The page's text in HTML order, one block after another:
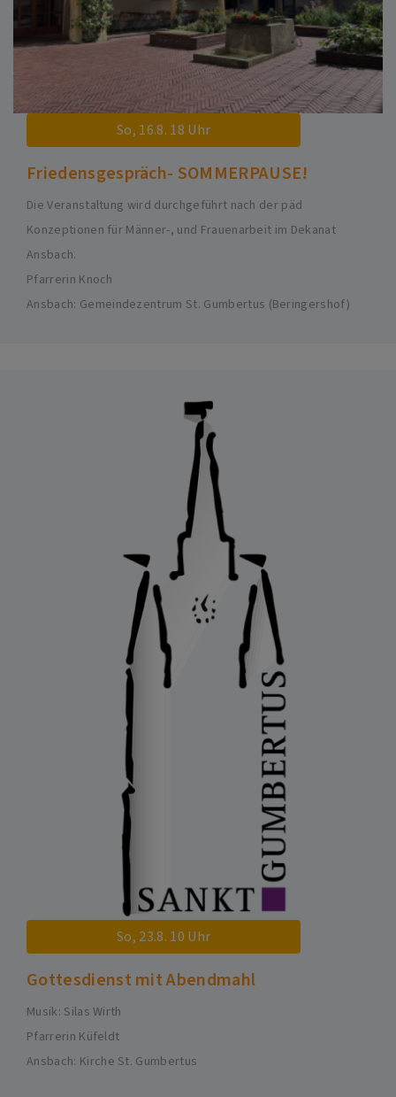
So, 16.8. 18 Uhr
Friedensgespräch- SOMMERPAUSE!
Die Veranstaltung wird durchgeführt nach der päd
Konzeptionen für Männer-, und Frauenarbeit im Dekanat
Ansbach.
Pfarrerin Knoch
Ansbach Gemeindezentrum St. Gumbertus (Beringershof)
So, 23.8. 10 Uhr
Gottesdienst mit Abendmahl
Musik: Silas Wirth
Pfarrerin Küfeldt
Ansbach Kirche St. Gumbertus